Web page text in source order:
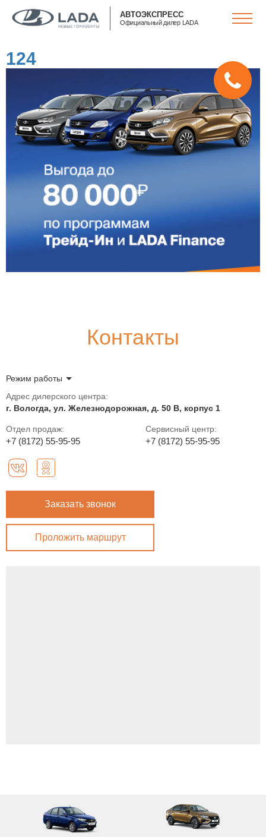
АВТОЭКСПРЕСС
Официальный дилер LADA
124
Контакты
Режим работы
Адрес дилерского центра:
г. Вологда, ул. Железнодорожная, д. 50 В, корпус 1
Отдел продаж:
+7 (8172) 55-95-95
Сервисный центр:
+7 (8172) 55-95-95
Заказать звонок
Проложить маршрут